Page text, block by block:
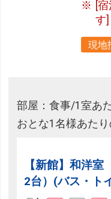
[
す]
現地
部屋：食事/1室あ
おとな1名様あた
【新館】和洋
2台）(バス・ト